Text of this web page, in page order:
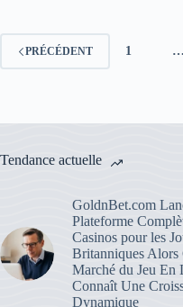
PRÉCÉDENT 1 …
Tendance actuelle
GoldnBet.com
Plateforme
Casinos pour les
Britanniques Alors
Marché du Jeu En
Connaît Une
Dynamique